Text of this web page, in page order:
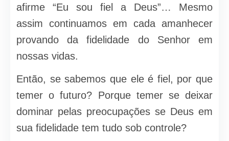
afirme “Eu sou fiel a Deus”… Mesmo
assim continuamos em cada amanhecer
provando da fidelidade do Senhor em
nossas vidas.
Então, se sabemos que ele é fiel, por que
temer o futuro? Porque temer se deixar
dominar pelas preocupações se Deus em
sua fidelidade tem tudo sob controle?